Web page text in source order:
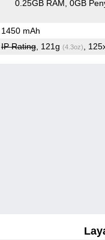
0.25GB RAM 0GB
1450 mAh
IP Rating, 121g (4.3oz) ,